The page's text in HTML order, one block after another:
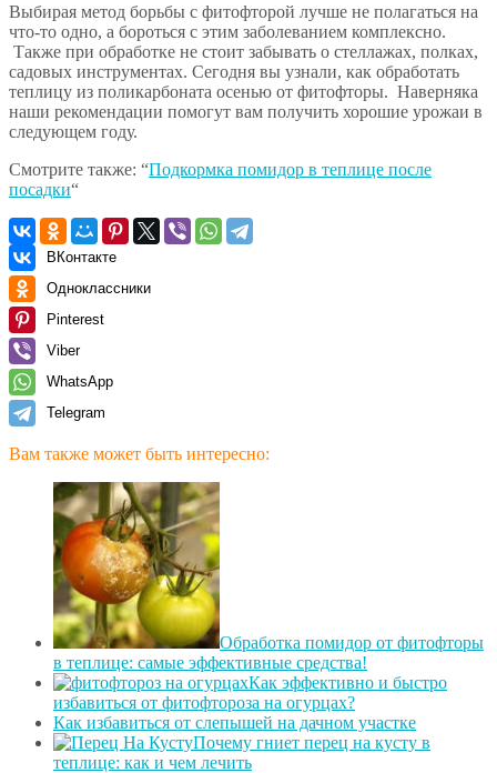
Выбирая метод борьбы с фитофторой лучше не полагаться на
что-то одно, а бороться с этим заболеванием комплексно.
Также при обработке не стоит забывать о стеллажах, полках,
садовых инструментах. Сегодня вы узнали, как обработать
теплицу из поликарбоната осенью от фитофторы. Наверняка
наши рекомендации помогут вам получить хорошие урожаи в
следующем году.
Смотрите также: “Подкормка помидор в теплице после
посадки“
ВКонтакте
Одноклассники
Pinterest
Viber
WhatsApp
Telegram
Вам также может быть интересно:
Обработка помидор от фитофторы
в теплице: самые эффективные средства!
Как эффективно и быстро
избавиться от фитофтороза на огурцах?
Как избавиться от слепышей на дачном участке
Почему гниет перец на кусту в
теплице: как и чем лечить